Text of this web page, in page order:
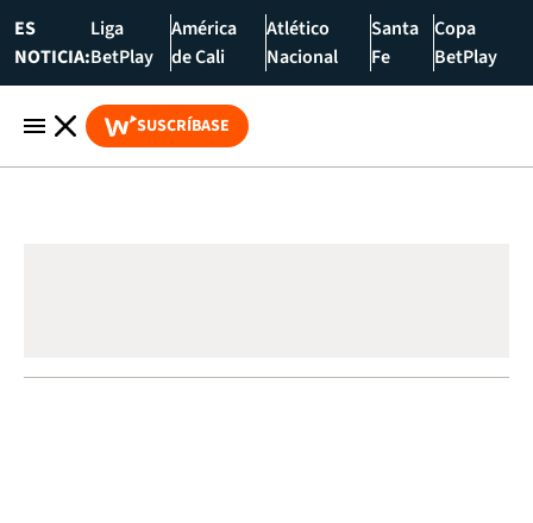
ES
NOTICIA:
Liga
BetPlay
América
de Cali
Atlético
Nacional
Santa
Fe
Copa
BetPlay
SUSCRÍBASE